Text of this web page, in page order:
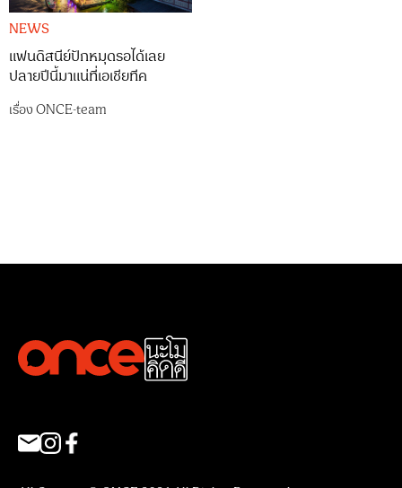
NEWS
แฟนดิสนีย์ปักหมุดรอได้เลย
ปลายปีนี้มาแน่ที่เอเชียทีค
เรื่องONCE-team